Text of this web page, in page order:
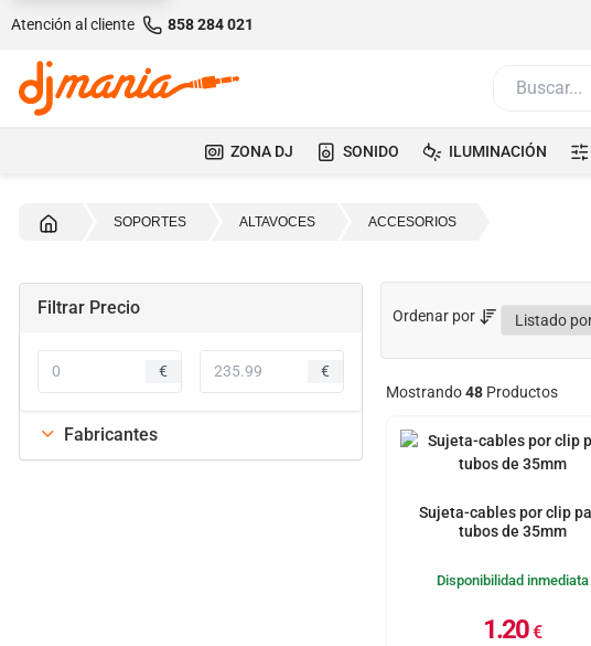
Atención al cliente 858 284 021
ZONA DJ SONIDO ILUMINACIÓN
SOPORTES ALTAVOCES ACCESORIOS
Filtrar Precio
€ €
Fabricantes
Ordenar por
Mostrando48Productos
Sujeta-cables por clip
tubos de 35mm
Disponibilidad inmediata
1.20€